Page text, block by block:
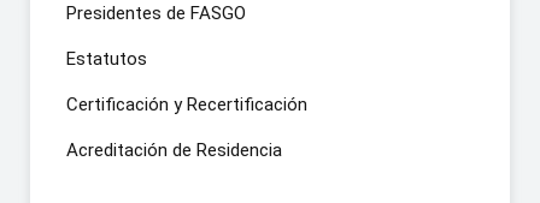
Presidentes de FASGO
Estatutos
Certificación y Recertificación
Acreditación de Residencia